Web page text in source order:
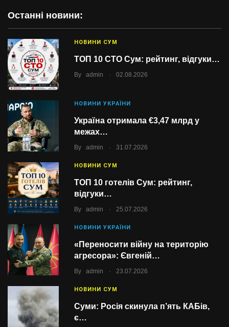
Останні новини:
НОВИНИ СУМ
ТОП 10 СТО Сум: рейтинг, відгуки…
By admin . 02.08.2026
НОВИНИ УКРАЇНИ
Україна отримала €3,47 млрд у
межах…
By admin . 31.07.2026
НОВИНИ СУМ
ТОП 10 готелів Сум: рейтинг,
відгуки…
By admin . 25.07.2026
НОВИНИ УКРАЇНИ
«Переносити війну на територію
агресора»: Євгеній…
By admin . 23.07.2026
НОВИНИ СУМ
Суми: Росія скинула п’ять КАБів,
є…